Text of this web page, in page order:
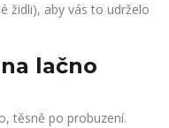
židli), aby vás to udrželo
lačno
těsně po probuzení.